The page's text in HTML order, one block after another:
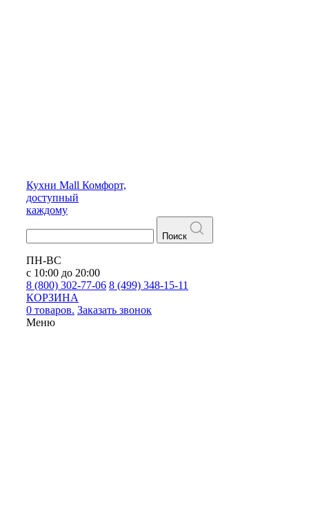
Кухни Mall Комфорт,
доступный
каждому
Поиск
ПН-ВС
с 10:00 до 20:00
8 (800) 302-77-06 8 (499) 348-15-11
КОРЗИНА
0 товаров. Заказать звонок
Меню